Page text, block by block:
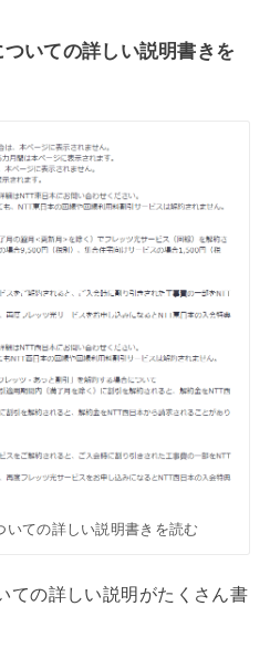
いての詳しい説明書きを
ての詳しい説明書きを読む
ての詳しい説明がたくさん書